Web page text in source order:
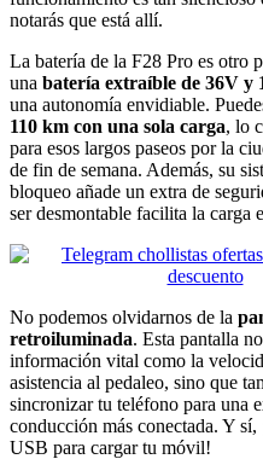
notarás que está allí.
La batería de la F28 Pro es otro
una batería extraíble de 36V y
una autonomía envidiable.
110 km con una sola carga, lo
para esos largos paseos por la
de fin de semana. Además, su
bloqueo añade un extra de
ser desmontable facilita la carga
No podemos olvidarnos de la
retroiluminada. Esta pantalla
información vital como la
asistencia al pedaleo, sino que
sincronizar tu teléfono para una
conducción más conectada. Y sí,
USB para cargar tu móvil!